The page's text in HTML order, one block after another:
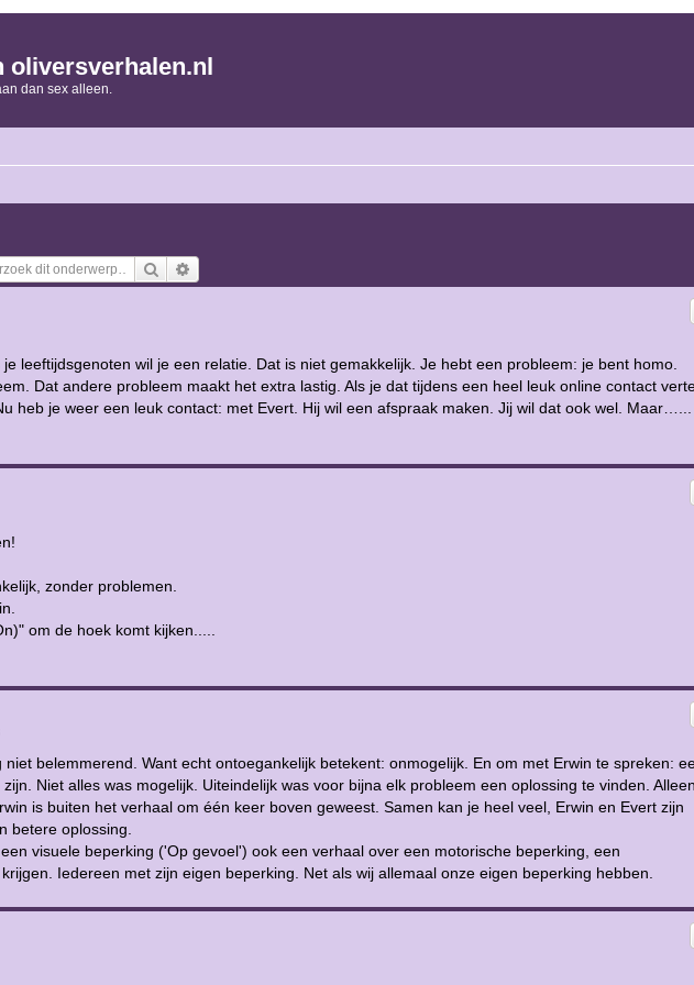
oliversverhalen.nl
dan sex alleen.
Zoek
leeftijdsgenoten wil je een relatie. Dat is niet gemakkelijk. Je hebt een probleem: je bent homo.
Dat andere probleem maakt het extra lastig. Als je dat tijdens een heel leuk online contact
heb je weer een leuk contact: met Evert. Hij wil een afspraak maken. Jij wil dat ook wel. Maar…...
zonder problemen.
om de hoek komt kijken.....
belemmerend. Want echt ontoegankelijk betekent: onmogelijk. En om met Erwin te spreken:
Niet alles was mogelijk. Uiteindelijk was voor bijna elk probleem een oplossing te vinden.
is buiten het verhaal om één keer boven geweest. Samen kan je heel veel, Erwin en Evert zijn
betere oplossing.
visuele beperking ('Op gevoel') ook een verhaal over een motorische beperking, een
Iedereen met zijn eigen beperking. Net als wij allemaal onze eigen beperking hebben.